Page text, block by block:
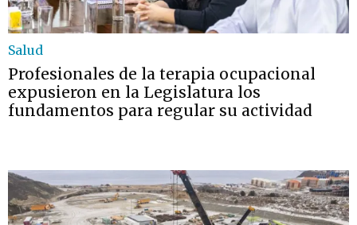
Salud
Profesionales de la terapia ocupacional
expusieron en la Legislatura los
fundamentos para regular su actividad